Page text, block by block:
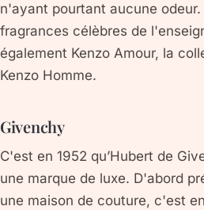
n'ayant pourtant aucune
fragrances célèbres de
également Kenzo Amour, la
Kenzo Homme.
Givenchy
C'est en 1952 qu’Hubert de
une marque de luxe. D'abord
une maison de couture, c'est